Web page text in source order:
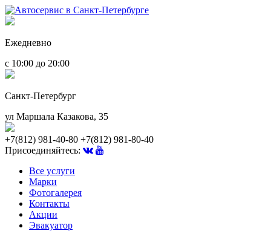
Ежедневно
с 10:00 до 20:00
Санкт-Петербург
ул Маршала Казакова, 35
+7(812) 981-40-80 +7(812) 981-80-40
Присоединяйтесь:
Все услуги
Марки
Фотогалерея
Контакты
Акции
Эвакуатор